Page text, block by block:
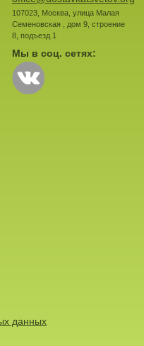
107023, Москва, улица Малая
Семеновская , дом 9, строение
8, подъезд 1
Мы в соц. сетях:
данных